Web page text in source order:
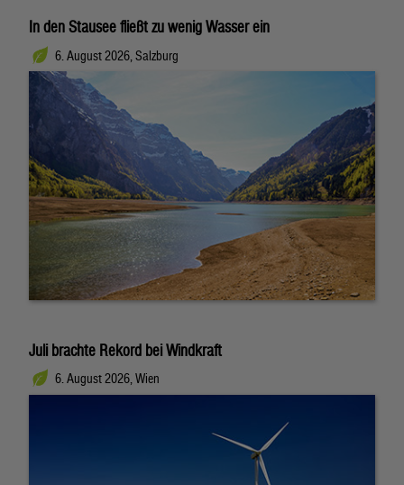
In den Stausee fließt zu wenig Wasser ein
6. August 2026, Salzburg
Juli brachte Rekord bei Windkraft
6. August 2026, Wien